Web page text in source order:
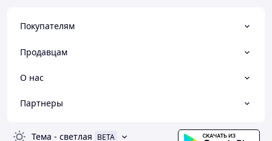
Покупателям
Продавцам
О нас
Партнеры
Тема - светлая BETA